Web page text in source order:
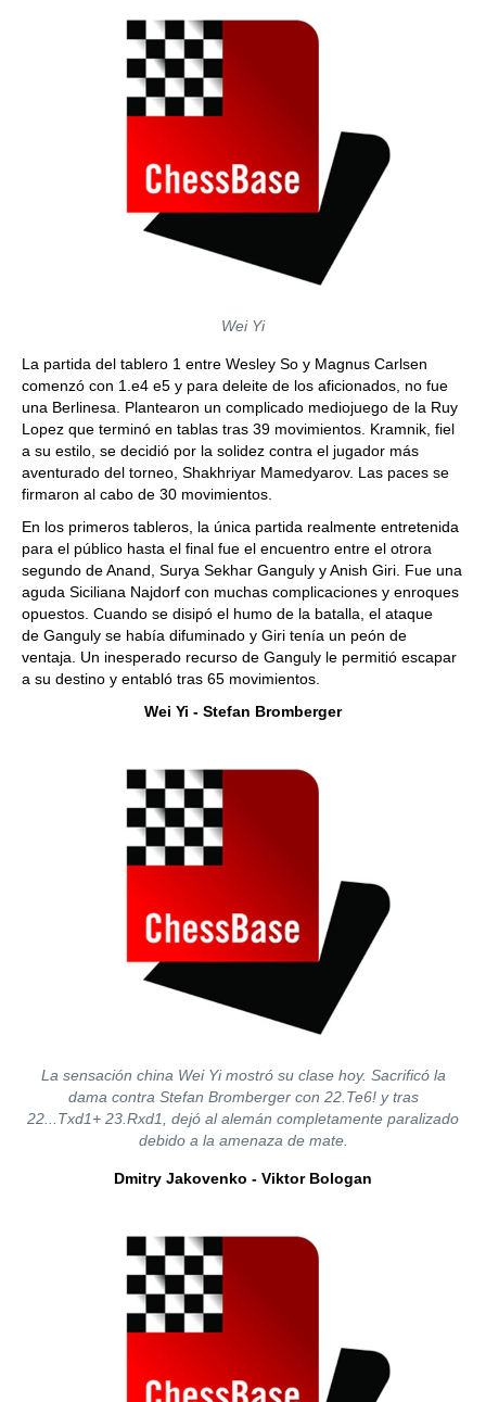
Wei Yi
La partida del tablero 1 entre Wesley So y Magnus Carlsen
comenzó con 1.e4 e5 y para deleite de los aficionados, no fue
una Berlinesa. Plantearon un complicado mediojuego de la Ruy
Lopez que terminó en tablas tras 39 movimientos. Kramnik, fiel
a su estilo, se decidió por la solidez contra el jugador más
aventurado del torneo, Shakhriyar Mamedyarov. Las paces se
firmaron al cabo de 30 movimientos.
En los primeros tableros, la única partida realmente entretenida
para el público hasta el final fue el encuentro entre el otrora
segundo de Anand, Surya Sekhar Ganguly y Anish Giri. Fue una
aguda Siciliana Najdorf con muchas complicaciones y enroques
opuestos. Cuando se disipó el humo de la batalla, el ataque
de Ganguly se había difuminado y Giri tenía un peón de
ventaja. Un inesperado recurso de Ganguly le permitió escapar
a su destino y entabló tras 65 movimientos.
Wei Yi - Stefan Bromberger
La sensación china Wei Yi mostró su clase hoy. Sacrificó la
dama contra Stefan Bromberger con 22.Te6! y tras
22...Txd1+ 23.Rxd1, dejó al alemán completamente paralizado
debido a la amenaza de mate.
Dmitry Jakovenko - Viktor Bologan